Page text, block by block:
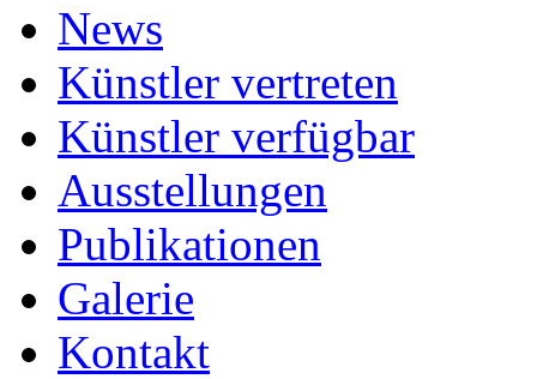
News
Künstler vertreten
Künstler verfügbar
Ausstellungen
Publikationen
Galerie
Kontakt